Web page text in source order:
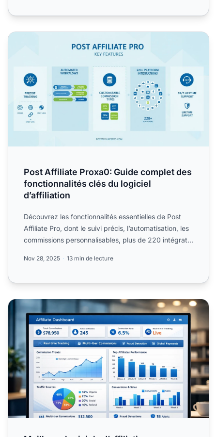
Post Affiliate Proxa0: Guide complet des fonctionnalités
Post Affiliate Proxa0: Guide complet des
fonctionnalités clés du logiciel
d’affiliation
Découvrez les fonctionnalités essentielles de Post
Affiliate Pro, dont le suivi précis, l’automatisation, les
commissions personnalisables, plus de 220 intégrat...
Nov 28, 2025 13 min de lecture
Meilleurs logiciels d’affiliation pour 2026